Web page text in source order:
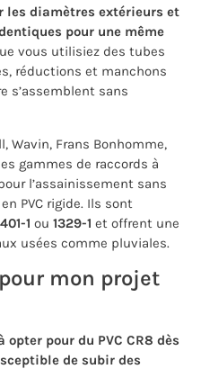
diamètres extérieurs et
pour une même
vous utilisiez des tubes
réductions et manchons
s’assemblent sans
Wavin, Frans Bonhomme,
gammes de raccords à
l’assainissement sans
PVC rigide. Ils sont
1 ou 1329-1 et offrent une
usées comme pluviales.
mon projet
pour du PVC CR8 dès
de subir des